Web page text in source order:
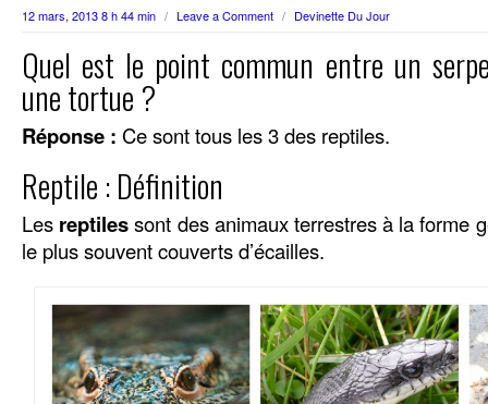
12 mars, 2013 8 h 44 min / Leave a Comment / Devinette Du Jour
Quel est le point commun entre un
une tortue ?
Réponse : Ce sont tous les 3 des reptiles.
Reptile : Définition
Les reptilessont des animaux terrestres à la forme
le plus souvent couverts d’écailles.